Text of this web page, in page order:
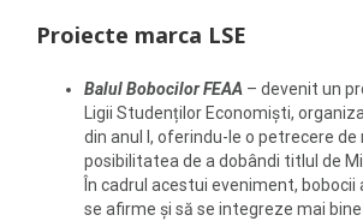
Proiecte marca LSE
Balul Bobocilor FEAA – devenit un
Ligii Studenților Economiști,
din anul I, oferindu-le o petrecere de
posibilitatea de a dobândi titlul de
În cadrul acestui eveniment,
se afirme și să se integreze mai